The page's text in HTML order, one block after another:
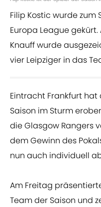
Filip Kostic wurde zum
Europa League
Knauff wurde
vier Leipziger in das
Eintracht Frankfurt hat
Saison im Sturm
die Glasgow Rangers
dem Gewinn des
nun auch individuell
Am Freitag
Team der Saison und